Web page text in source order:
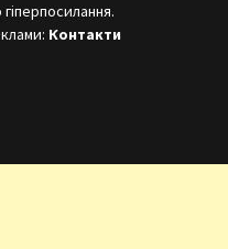
гіперпосилання.
Контакти